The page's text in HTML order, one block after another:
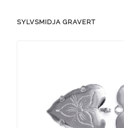
SYLVSMIDJA GRAVERT